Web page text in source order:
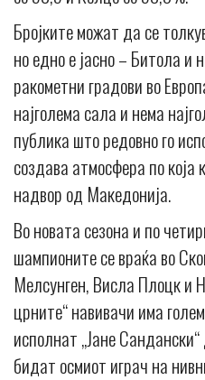
Бројките можат да се
но едно е јасно – Битола и
ракометни градови во
најголема сала и нема
публика што редовно го
создава атмосфера по која
надвор од Македонија.
Во новата сезона и по
шампионите се враќа во
Мелсунген, Висла Плоцк и
црните“ навивачи има
исполнат „Јане
бидат осмиот играч на